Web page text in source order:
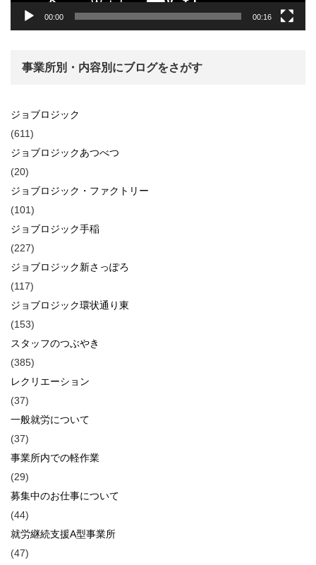
00:00 00:16
事業所別・内容別にブログをさがす
ジョブロジック
(611)
ジョブロジックあつべつ
(20)
ジョブロジック・ファクトリー
(101)
ジョブロジック手稲
(227)
ジョブロジック新さっぽろ
(117)
ジョブロジック環状通り東
(153)
スタッフのつぶやき
(385)
レクリエーション
(37)
一般就労について
(37)
事業所内での軽作業
(29)
募集中のお仕事について
(44)
就労継続支援A型事業所
(47)